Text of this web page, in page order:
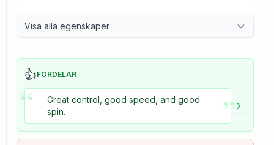
Visa alla egenskaper
👍FÖRDELAR
“
Great control, good speed, and good
spin.
”